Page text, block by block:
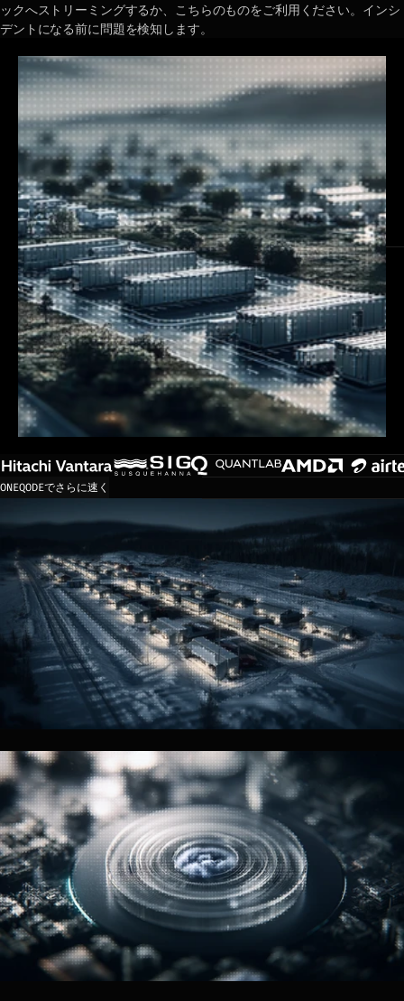
ックへストリーミングするか、こちらのものをご利用ください。インシ
デントになる前に問題を検知します。
ONEQODEでさらに速く
プライベートグローバルネットワーク上のフロンティアアクセラレータ
ー。予約済みキャパシティ、マルチベンダーシリコン、シングルテナン
ト。